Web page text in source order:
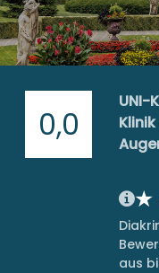
0,0
UNI-
aus